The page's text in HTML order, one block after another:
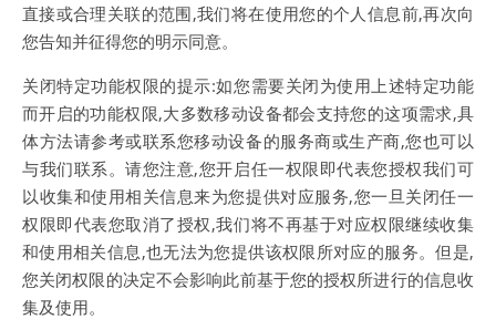
直接或合理关联的范围,我们将在使用您的个人信息前,再次向
您告知并征得您的明示同意。
关闭特定功能权限的提示:如您需要关闭为使用上述特定功能
而开启的功能权限,大多数移动设备都会支持您的这项需求,具
体方法请参考或联系您移动设备的服务商或生产商,您也可以
与我们联系。请您注意,您开启任一权限即代表您授权我们可
以收集和使用相关信息来为您提供对应服务,您一旦关闭任一
权限即代表您取消了授权,我们将不再基于对应权限继续收集
和使用相关信息,也无法为您提供该权限所对应的服务。但是,
您关闭权限的决定不会影响此前基于您的授权所进行的信息收
集及使用。